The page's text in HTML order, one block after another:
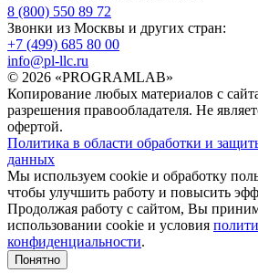
8 (800) 550 89 72
Звонки из Москвы и других стран:
+7 (499) 685 80 00
info@pl-llc.ru
© 2026 «PROGRAMLAB»
Копирование любых материалов с
разрешения правообладателя. Не
офертой.
Политика в области обработки и
данных
Мы используем cookie и обработку
чтобы улучшить работу и повысить
Продолжая работу с сайтом, Вы
использовании cookie и условия
конфиденциальности.
Понятно